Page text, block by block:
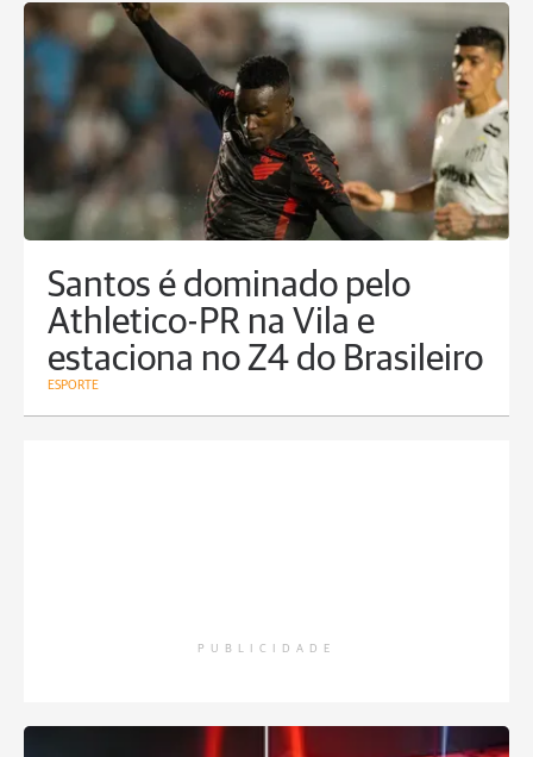
Santos é dominado pelo
Athletico-PR na Vila e
estaciona no Z4 do Brasileiro
ESPORTE
PUBLICIDADE